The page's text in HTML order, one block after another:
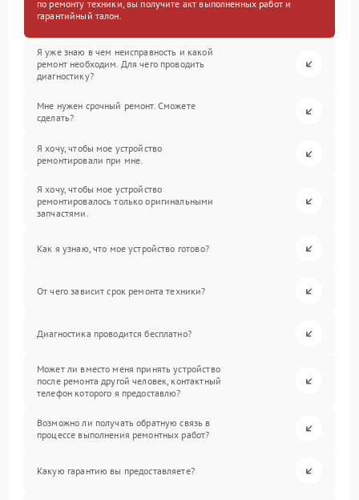
по ремонту техники, вы получите акт выполненных работ и
гарантийный талон.
Я уже знаю в чем неисправность и какой
ремонт необходим. Для чего проводить
диагностику?
Мне нужен срочный ремонт. Сможете
сделать?
Я хочу, чтобы мое устройство
ремонтировали при мне.
Я хочу, чтобы мое устройство
ремонтировалось только оригинальными
запчастями.
Как я узнаю, что мое устройство готово?
От чего зависит срок ремонта техники?
Диагностика проводится бесплатно?
Может ли вместо меня принять устройство
после ремонта другой человек, контактный
телефон которого я предоставлю?
Возможно ли получать обратную связь в
процессе выполнения ремонтных работ?
Какую гарантию вы предоставляете?